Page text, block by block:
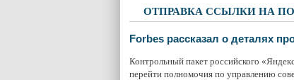
ОТПРАВКА ССЫЛКИ НА
Forbes рассказал о деталях
Контрольный пакет российского
перейти полномочия по управлению